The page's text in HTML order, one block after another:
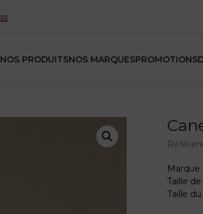
NOS PRODUITSNOS MARQUESPROMOTIONS
Marque :
Taille
Taille